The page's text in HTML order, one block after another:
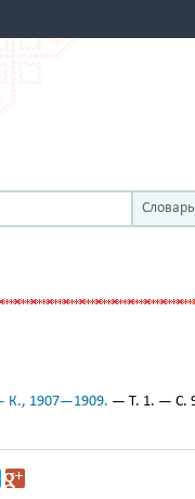
Словарь
— К., 1907—1909. — Т. 1. — С.